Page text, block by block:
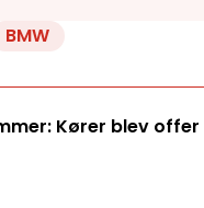
BMW
Kører blev